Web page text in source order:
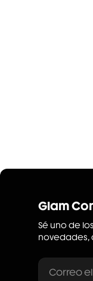
Glam
Sé uno de
novedades,
Correo